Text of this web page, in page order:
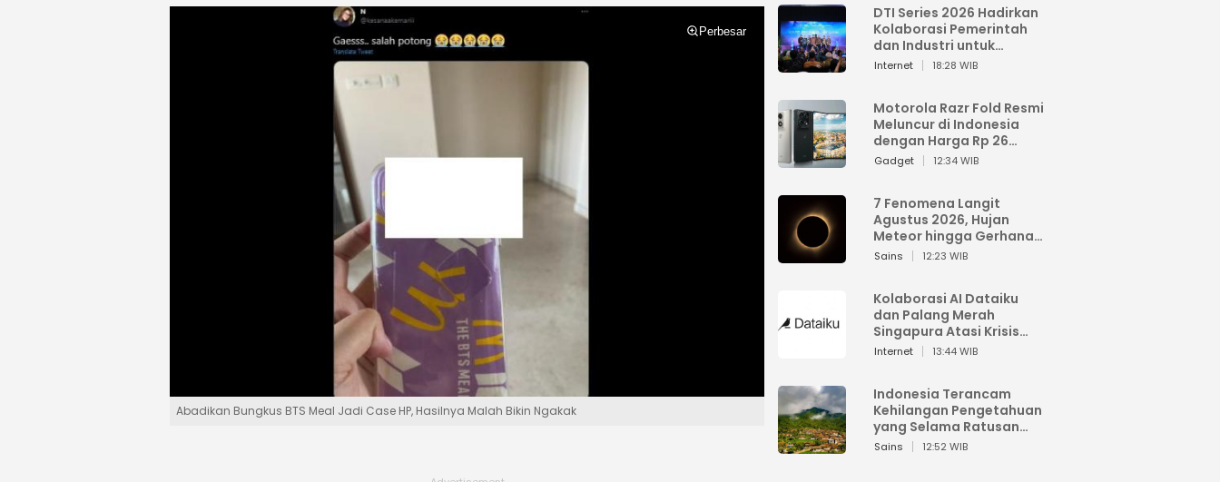
Perbesar
Abadikan Bungkus BTS Meal Jadi Case HP, Hasilnya Malah Bikin Ngakak
DTI Series 2026 Hadirkan
Kolaborasi Pemerintah
dan Industri untuk
Percepatan
Internet 18:28 WIB
Motorola Razr Fold Resmi
Meluncur di Indonesia
dengan Harga Rp 26
Jutaan
Gadget 12:34 WIB
7 Fenomena Langit
Agustus 2026, Hujan
Meteor hingga Gerhana
Matahari
Sains 12:23 WIB
Kolaborasi AI Dataiku
dan Palang Merah
Singapura Atasi Krisis
Bencana
Internet 13:44 WIB
Indonesia Terancam
Kehilangan Pengetahuan
yang Selama Ratusan
Tahun Menjaga Alam
Sains 12:52 WIB